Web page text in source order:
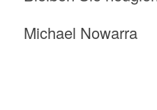
Michael Nowarra